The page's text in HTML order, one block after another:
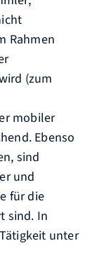
Rahmen
(zum
mobiler
Ebenso
sind
und
für die
sind. In
unter